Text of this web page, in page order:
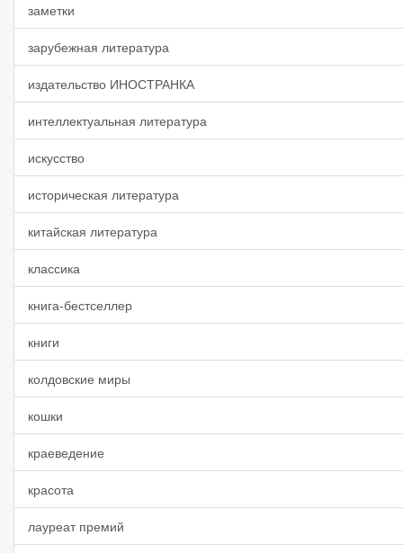
заметки
зарубежная литература
издательство ИНОСТРАНКА
интеллектуальная литература
искусство
историческая литература
китайская литература
классика
книга-бестселлер
книги
колдовские миры
кошки
краеведение
красота
лауреат премий